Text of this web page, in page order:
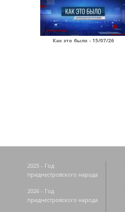
Как это было - 15/07/26
2025 - Год
приднестровского народа
2026 - Год
приднестровского народа